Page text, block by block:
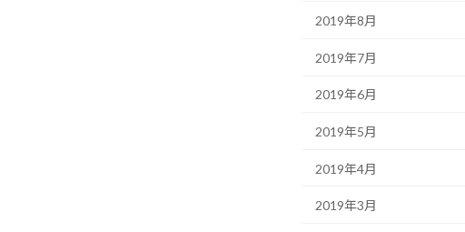
2019年8月
2019年7月
2019年6月
2019年5月
2019年4月
2019年3月